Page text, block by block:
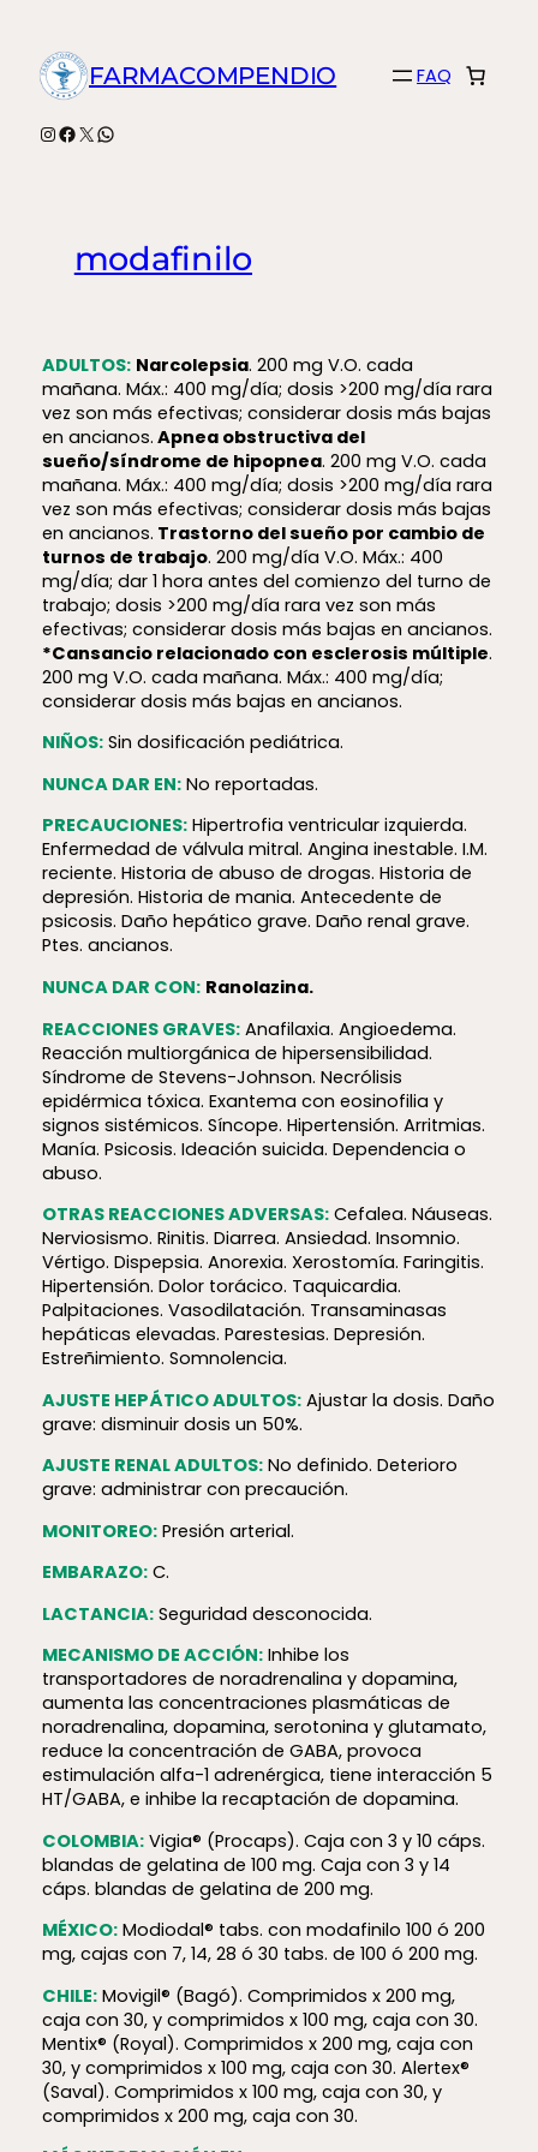
contenidoFARMACOMPENDIO FAQ
Instagram
Facebook
X WhatsApp
modafinilo
ADULTOS: Narcolepsia. 200 mg V.O. cada
mañana. Máx.: 400 mg/día; dosis >200 mg/día rara
vez son más efectivas; considerar dosis más bajas
en ancianos. Apnea obstructiva del
sueño/síndrome de hipopnea. 200 mg V.O. cada
mañana. Máx.: 400 mg/día; dosis >200 mg/día rara
vez son más efectivas; considerar dosis más bajas
en ancianos. Trastorno del sueño por cambio de
turnos de trabajo. 200 mg/día V.O. Máx.: 400
mg/día; dar 1 hora antes del comienzo del turno de
trabajo; dosis >200 mg/día rara vez son más
efectivas; considerar dosis más bajas en ancianos.
*Cansancio relacionado con esclerosis múltiple.
200 mg V.O. cada mañana. Máx.: 400 mg/día;
considerar dosis más bajas en ancianos.
NIÑOS:Sin dosificación pediátrica.
NUNCA DAR EN:No reportadas.
PRECAUCIONES:Hipertrofia ventricular izquierda.
Enfermedad de válvula mitral. Angina inestable. I.M.
reciente. Historia de abuso de drogas. Historia de
depresión. Historia de mania. Antecedente de
psicosis. Daño hepático grave. Daño renal grave.
Ptes. ancianos.
NUNCA DAR CON: Ranolazina.
REACCIONES GRAVES:Anafilaxia. Angioedema.
Reacción multiorgánica de hiper­sen­si­bi­lidad.
Síndrome de Stevens-Johnson. Necrólisis
epidérmica tóxica. Exantema con eosinofilia y
signos sistémicos. Síncope. Hipertensión. Arritmias.
Manía. Psicosis. Ideación suicida. Dependencia o
abuso.
OTRAS REACCIONES ADVERSAS:Cefalea. Náuseas.
Nerviosismo. Rinitis. Diarrea. Ansiedad. Insomnio.
Vértigo. Dispepsia. Anorexia. Xerostomía. Faringitis.
Hipertensión. Dolor torácico. Taquicardia.
Palpitaciones. Vasodilatación. Transaminasas
hepáticas elevadas. Parestesias. Depresión.
Estreñimiento. Somnolencia.
AJUSTE HEPÁTICO ADULTOS:Ajustar la dosis. Daño
grave: disminuir dosis un 50%.
AJUSTE RENAL ADULTOS:No definido. Deterioro
grave: administrar con precaución.
MONITOREO:Presión arterial.
EMBARAZO:C.
LACTANCIA:Seguridad desconocida.
MECANISMO DE ACCIÓN:Inhibe los
transportadores de noradrenalina y dopamina,
aumenta las concentraciones plasmáticas de
noradrenalina, dopamina, serotonina y glutamato,
reduce la concentración de GABA, provoca
estimulación alfa-1 adrenérgica, tiene interacción 5
HT/GABA, e inhibe la recaptación de dopamina.
COLOMBIA:Vigia® (Procaps). Caja con 3 y 10 cáps.
blandas de gelatina de 100 mg. Caja con 3 y 14
cáps. blandas de gelatina de 200 mg.
MÉXICO:Modiodal® tabs. con modafinilo 100 ó 200
mg, cajas con 7, 14, 28 ó 30 tabs. de 100 ó 200 mg.
CHILE:Movigil® (Bagó). Comprimidos x 200 mg,
caja con 30, y comprimidos x 100 mg, caja con 30.
Mentix® (Royal). Comprimidos x 200 mg, caja con
30, y comprimidos x 100 mg, caja con 30. Alertex®
(Saval). Comprimidos x 100 mg, caja con 30, y
comprimidos x 200 mg, caja con 30.